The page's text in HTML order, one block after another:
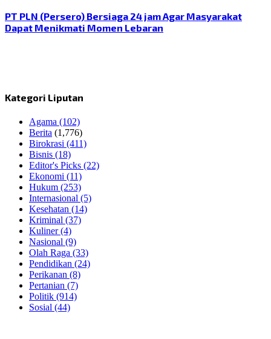
PT PLN (Persero) Bersiaga 24 jam Agar Masyarakat
Dapat Menikmati Momen Lebaran
Kategori Liputan
Agama (102)
Berita (1,776)
Birokrasi (411)
Bisnis (18)
Editor's Picks (22)
Ekonomi (11)
Hukum (253)
Internasional (5)
Kesehatan (14)
Kriminal (37)
Kuliner(4)
Nasional (9)
Olah Raga (33)
Pendidikan (24)
Perikanan (8)
Pertanian (7)
Politik (914)
Sosial (44)